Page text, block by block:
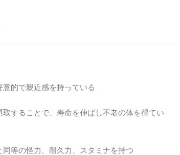
意的で親近感を持っている
することで、寿命を伸ばし不老の体を得てい
等の怪力、耐久力、スタミナを持つ